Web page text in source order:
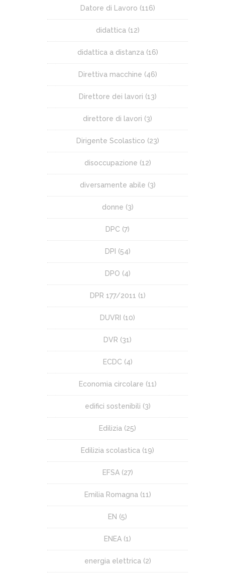
Datore di Lavoro (116)
didattica (12)
didattica a distanza (16)
Direttiva macchine (46)
Direttore dei lavori (13)
direttore di lavori (3)
Dirigente Scolastico (23)
disoccupazione (12)
diversamente abile (3)
donne (3)
DPC (7)
DPI (54)
DPO (4)
DPR 177/2011 (1)
DUVRI (10)
DVR (31)
ECDC (4)
Economia circolare (11)
edifici sostenibili (3)
Edilizia (25)
Edilizia scolastica (19)
EFSA(27)
Emilia Romagna (11)
EN (5)
ENEA (1)
energia elettrica (2)